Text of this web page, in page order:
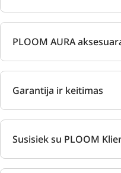
PLOOM AURA
Garantija ir keitimas
Susisiek su PLOOM